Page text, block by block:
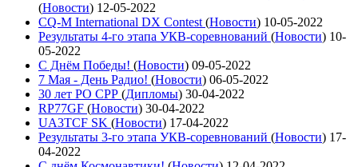
(Новости) 12-05-2022
CQ-M International DX Contest (Новости) 10-05-2022
Результаты 4-го этапа УКВ-соревнований (Новости) 10-
05-2022
С Днём Победы! (Новости) 09-05-2022
7 Мая - День Радио! (Новости) 06-05-2022
30 лет РО СРР (Дипломы) 30-04-2022
RP77GF (Новости) 30-04-2022
UA3TCF SK (Новости) 17-04-2022
Результаты 3-го этапа УКВ-соревнований (Новости) 17-
04-2022